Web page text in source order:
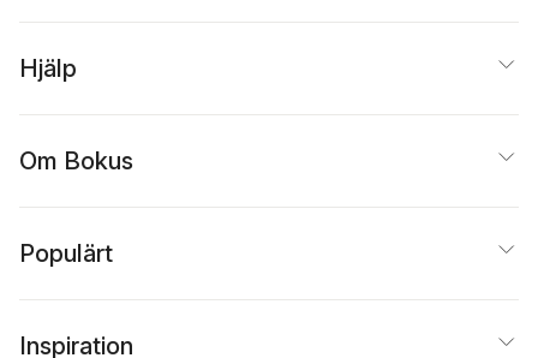
Hjälp
Om Bokus
Populärt
Inspiration